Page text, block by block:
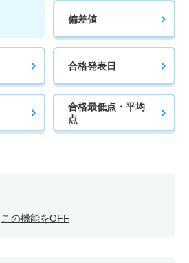
偏差値
合格発表日
合格最低点・平均
点
この機能をOFF